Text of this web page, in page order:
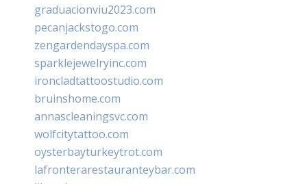
graduacionviu2023.com
pecanjackstogo.com
zengardendayspa.com
sparklejewelryinc.com
ironcladtattoostudio.com
bruinshome.com
annascleaningsvc.com
wolfcitytattoo.com
oysterbayturkeytrot.com
lafronterarestauranteybar.com